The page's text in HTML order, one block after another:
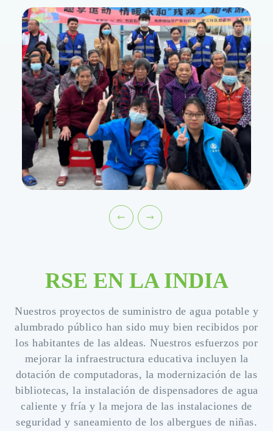
RSE EN LA INDIA
Nuestros proyectos de suministro de agua potable y
alumbrado público han sido muy bien recibidos por
los habitantes de las aldeas. Nuestros esfuerzos por
mejorar la infraestructura educativa incluyen la
dotación de computadoras, la modernización de las
bibliotecas, la instalación de dispensadores de agua
caliente y fría y la mejora de las instalaciones de
seguridad y saneamiento de los albergues de niñas.